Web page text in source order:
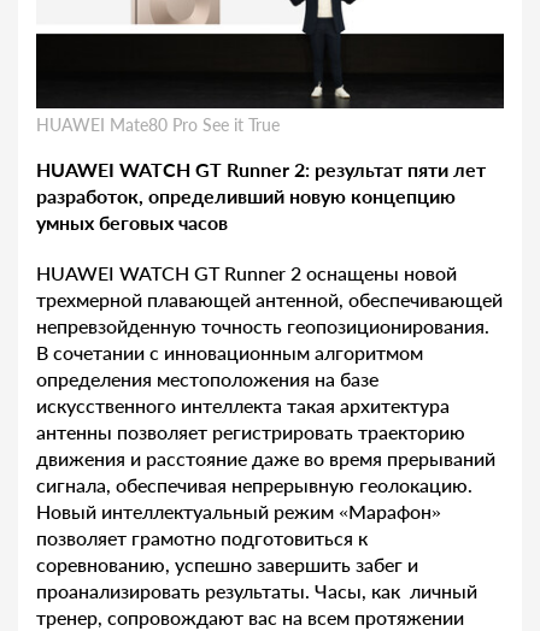
HUAWEI Mate80 Pro See it True
HUAWEI WATCH GT Runner 2: результат пяти лет
разработок, определивший новую концепцию
умных беговых часов
HUAWEI WATCH GT Runner 2 оснащены новой
трехмерной плавающей антенной, обеспечивающей
непревзойденную точность геопозиционирования.
В сочетании с инновационным алгоритмом
определения местоположения на базе
искусственного интеллекта такая архитектура
антенны позволяет регистрировать траекторию
движения и расстояние даже во время прерываний
сигнала, обеспечивая непрерывную геолокацию.
Новый интеллектуальный режим «Марафон»
позволяет грамотно подготовиться к
соревнованию, успешно завершить забег и
проанализировать результаты. Часы, как личный
тренер, сопровождают вас на всем протяжении